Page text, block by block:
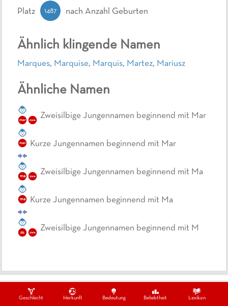
Geschlecht Herkunft Bedeutung Beliebtheit Lexikon
Ähnlich klingende Namen
Marques, Marquise, Marquis, Martez, Mariusz
Ähnliche Namen
mar zwe Zweisilbige Jungennamen beginnend mit Mar
mar Kurze Jungennamen beginnend mit Mar
ma zwe Zweisilbige Jungennamen beginnend mit Ma
ma Kurze Jungennamen beginnend mit Ma
m zwe Zweisilbige Jungennamen beginnend mit M
Platz 1487 nach Anzahl Geburten
Ein Projekt von
DatenschutzbestimmungenImpressumKontakt